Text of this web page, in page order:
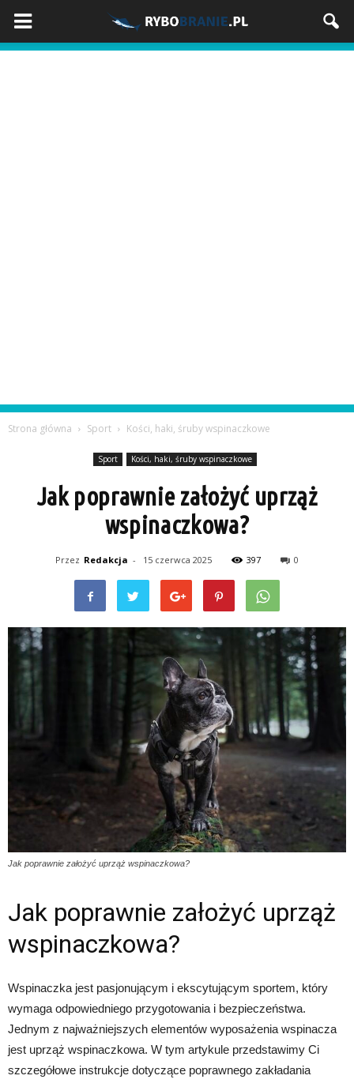
Strona główna Sport Kości, haki, śruby wspinaczkowe
Sport Kości, haki, śruby wspinaczkowe
Jak poprawnie założyć uprząż
wspinaczkowa?
Przez Redakcja - 15 czerwca 2025 397 0
Jak poprawnie założyć uprząż wspinaczkowa?
Jak poprawnie założyć uprząż
wspinaczkowa?
Wspinaczka jest pasjonującym i ekscytującym sportem, który
wymaga odpowiedniego przygotowania i bezpieczeństwa.
Jednym z najważniejszych elementów wyposażenia wspinacza
jest uprząż wspinaczkowa. W tym artykule przedstawimy Ci
szczegółowe instrukcje dotyczące poprawnego zakładania